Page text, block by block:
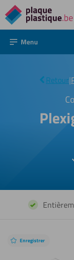
Directement
au
contenu
Menu
Retour|
Enregistrer